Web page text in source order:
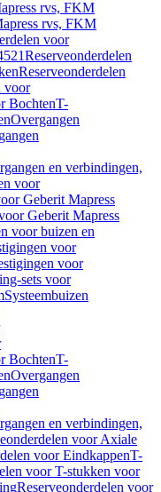
rvs, FKM
rvs, FKM
voor
Reserveonderdelen
Reserveonderdelen
voor
BochtenT-
Overgangen
en verbindingen,
voor
Geberit Mapress
Geberit Mapress
voor buizen en
voor
voor
sets voor
Systeembuizen
BochtenT-
Overgangen
en verbindingen,
voor Axiale
voor EindkappenT-
voor T-stukken voor
Reserveonderdelen voor